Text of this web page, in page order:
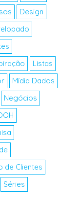
Design
Listas
Mídia Dados
Negócios
de Clientes
Séries